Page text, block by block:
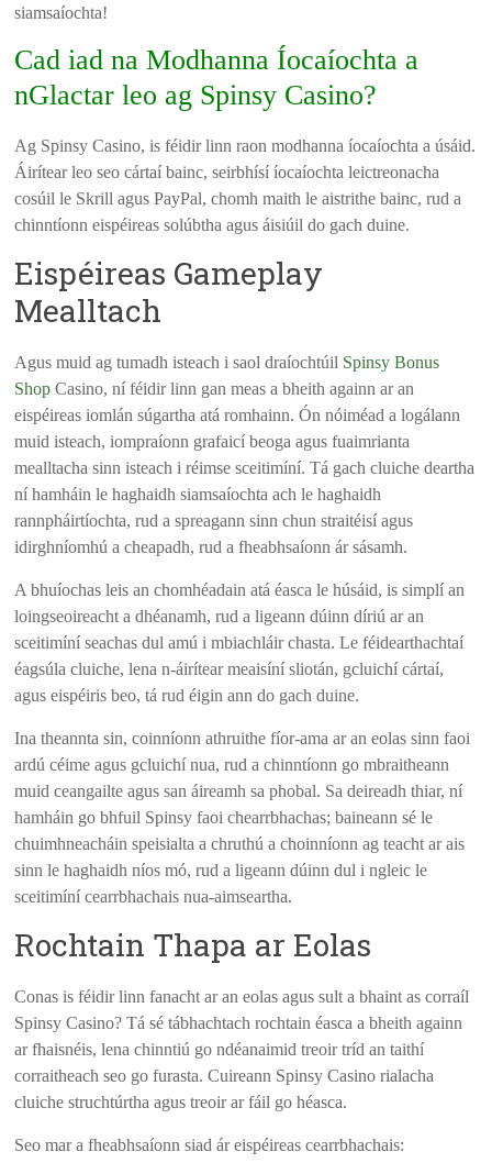
siamsaíochta!
Cad iad na Modhanna Íocaíochta a
nGlactar leo ag Spinsy Casino?
Ag Spinsy Casino, is féidir linn raon modhanna íocaíochta a úsáid.
Áirítear leo seo cártaí bainc, seirbhísí íocaíochta leictreonacha
cosúil le Skrill agus PayPal, chomh maith le aistrithe bainc, rud a
chinntíonn eispéireas solúbtha agus áisiúil do gach duine.
Eispéireas Gameplay
Mealltach
Agus muid ag tumadh isteach i saol draíochtúil Spinsy Bonus
Shop Casino, ní féidir linn gan meas a bheith againn ar an
eispéireas iomlán súgartha atá romhainn. Ón nóiméad a logálann
muid isteach, iompraíonn grafaicí beoga agus fuaimrianta
mealltacha sinn isteach i réimse sceitimíní. Tá gach cluiche deartha
ní hamháin le haghaidh siamsaíochta ach le haghaidh
rannpháirtíochta, rud a spreagann sinn chun straitéisí agus
idirghníomhú a cheapadh, rud a fheabhsaíonn ár sásamh.
A bhuíochas leis an chomhéadain atá éasca le húsáid, is simplí an
loingseoireacht a dhéanamh, rud a ligeann dúinn díriú ar an
sceitimíní seachas dul amú i mbiachláir chasta. Le féidearthachtaí
éagsúla cluiche, lena n-áirítear meaisíní sliotán, gcluichí cártaí,
agus eispéiris beo, tá rud éigin ann do gach duine.
Ina theannta sin, coinníonn athruithe fíor-ama ar an eolas sinn faoi
ardú céime agus gcluichí nua, rud a chinntíonn go mbraitheann
muid ceangailte agus san áireamh sa phobal. Sa deireadh thiar, ní
hamháin go bhfuil Spinsy faoi chearrbhachas; baineann sé le
chuimhneacháin speisialta a chruthú a choinníonn ag teacht ar ais
sinn le haghaidh níos mó, rud a ligeann dúinn dul i ngleic le
sceitimíní cearrbhachais nua-aimseartha.
Rochtain Thapa ar Eolas
Conas is féidir linn fanacht ar an eolas agus sult a bhaint as corraíl
Spinsy Casino? Tá sé tábhachtach rochtain éasca a bheith againn
ar fhaisnéis, lena chinntiú go ndéanaimid treoir tríd an taithí
corraitheach seo go furasta. Cuireann Spinsy Casino rialacha
cluiche struchtúrtha agus treoir ar fáil go héasca.
Seo mar a fheabhsaíonn siad ár eispéireas cearrbhachais: